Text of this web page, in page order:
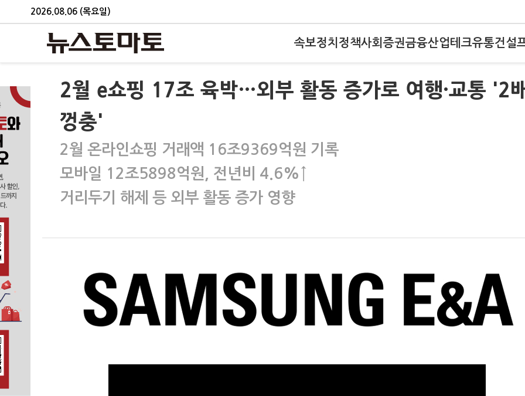
2026.08.06 (목요일)
속보정치 정책사회 증권금융산업테크유통건설
2월 e쇼핑 17조 육박…외부 활동 증가로 여행·교통 '2
껑충'
2월 온라인쇼핑 거래액 16조9369억원 기록
모바일 12조5898억원, 전년비 4.6%↑
거리두기 해제 등 외부 활동 증가 영향